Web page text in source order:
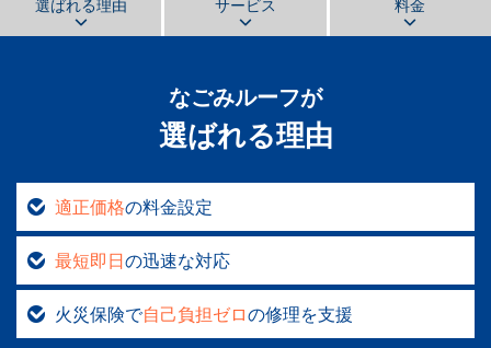
選ばれる理由 サービス 料金
なごみルーフが
選ばれる理由
適正価格の料金設定
最短即日の迅速な対応
火災保険で自己負担ゼロの修理を支援